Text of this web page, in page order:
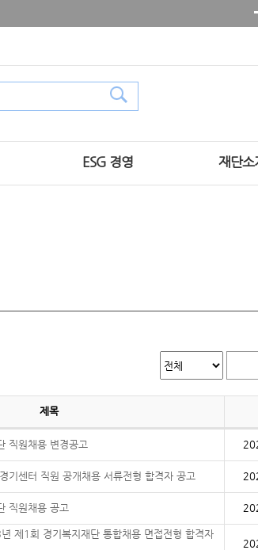
ESG 경영 재단소
제목
직원채용 변경공고
기센터 직원 공개채용 서류전형 합격자 공고
직원채용 공고
제1회 경기복지재단 통합채용 면접전형 합격자